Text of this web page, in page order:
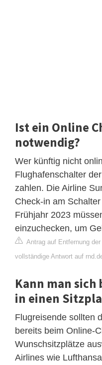
Ist ein Online
notwendig?
Wer künftig nicht
Flughafenschalter
zahlen. Die Airline
Check-in am
Frühjahr 2023
einzuchecken, um
Antrag auf Entfernung
vollständige Antwort auf
Kann man sich
in einen
Flugreisende sollten
bereits beim Online-
Wunschsitzplätze
Airlines wie